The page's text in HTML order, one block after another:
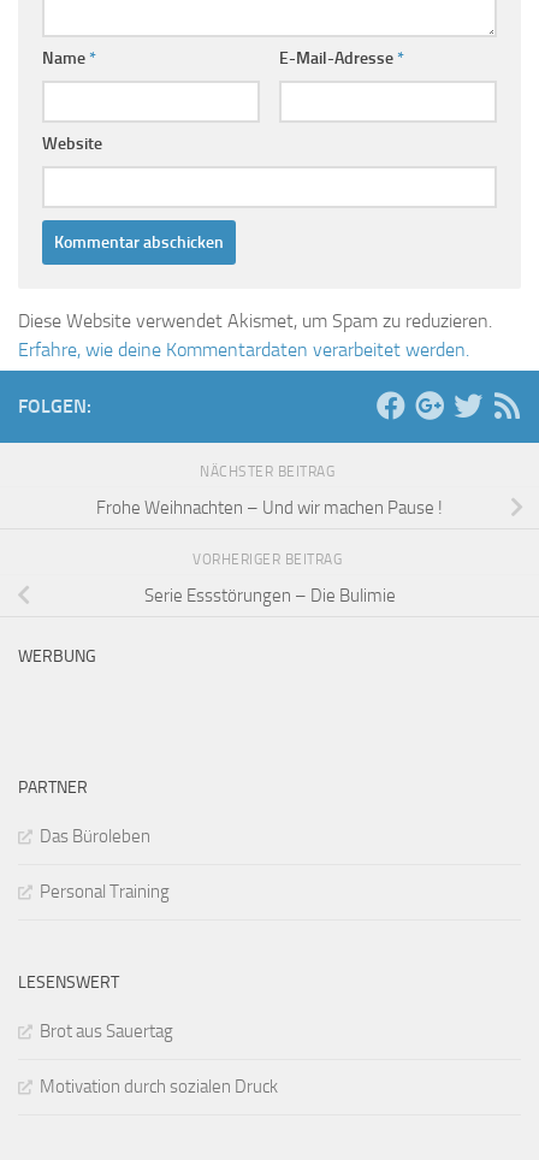
Name* E-Mail-Adresse*
Website
Diese Website verwendet Akismet, um Spam zu reduzieren.
Erfahre, wie deine Kommentardaten verarbeitet werden.
FOLGEN:
NÄCHSTER BEITRAG
Frohe Weihnachten – Und wir machen Pause !
VORHERIGER BEITRAG
Serie Essstörungen – Die Bulimie
WERBUNG
PARTNER
Das Büroleben
Personal Training
LESENSWERT
Brot aus Sauertag
Motivation durch sozialen Druck